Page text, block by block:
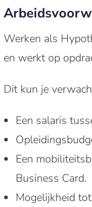
Werken als
en werkt op
Dit kun je
Een salaris
Een
Business Card.
Mogelijkheid